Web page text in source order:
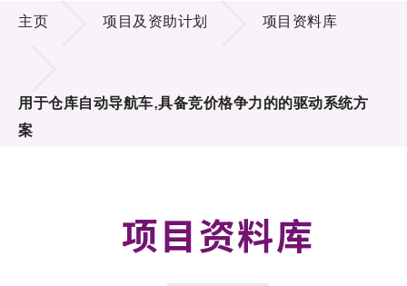
技术商品化
合作计划
征求研发项目计划书
项目及资助计划
主页 项目及资助计划 项目资料库
用于仓库自动导航车,具备竞价格争力的的驱动系统方
案
项目资料库